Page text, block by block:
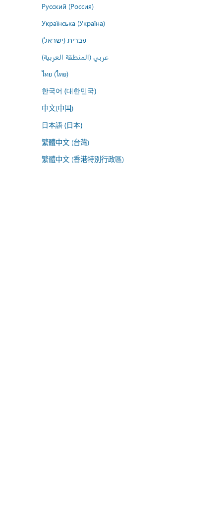
Русский (Россия)
Українська (Україна)
עברית (ישראל)
عربي (المنطقة العربية)
ไทย (ไทย)
한국어 (대한민국)
中文(中国)
日本語 (日本)
繁體中文 (台灣)
繁體中文 (香港特別行政區)